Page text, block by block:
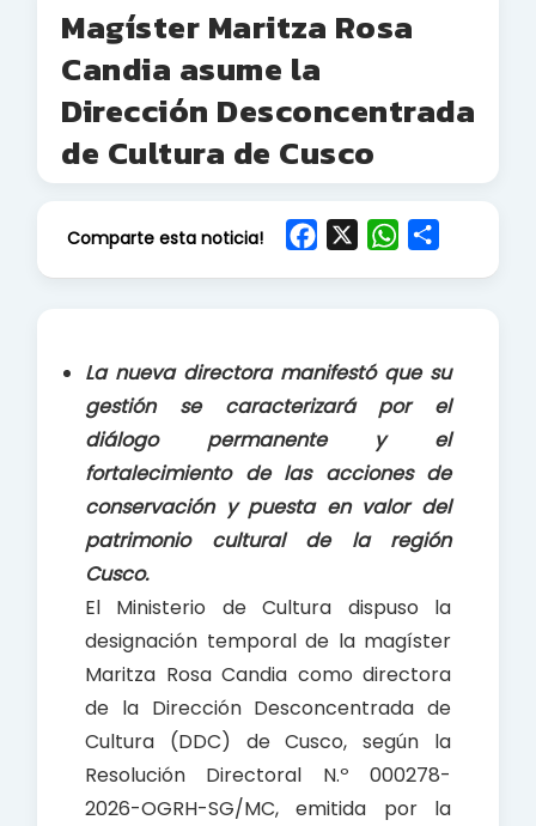
Magíster Maritza Rosa
Candia asume la
Dirección Desconcentrada
de Cultura de Cusco
Comparte esta noticia!
b
o
k
W
p
La nueva directora manifestó que su
gestión se caracterizará por el
diálogo permanente y el
fortalecimiento de las acciones de
conservación y puesta en valor del
patrimonio cultural de la región
Cusco.
El Ministerio de Cultura dispuso la
designación temporal de la magíster
Maritza Rosa Candia como directora
de la Dirección Desconcentrada de
Cultura (DDC) de Cusco, según la
Resolución Directoral N.º 000278-
2026-OGRH-SG/MC, emitida por la